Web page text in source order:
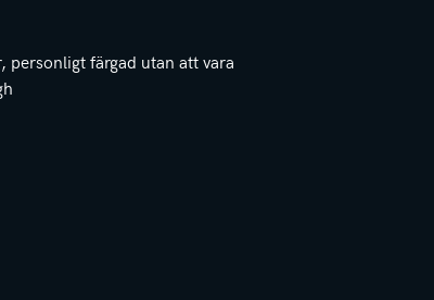
personligt färgad utan att vara